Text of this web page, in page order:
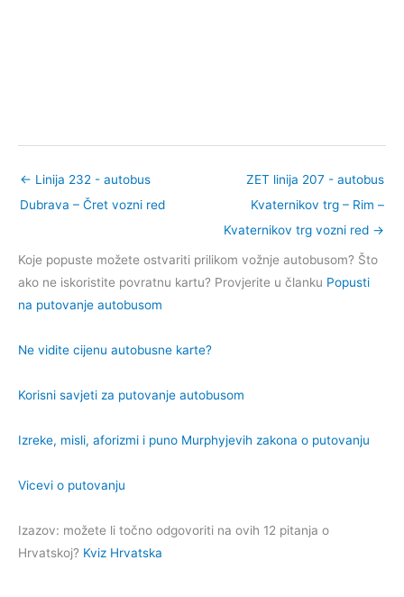
← Linija 232 - autobus
Dubrava – Čret vozni red
ZET linija 207 - autobus
Kvaternikov trg – Rim –
Kvaternikov trg vozni red →
Koje popuste možete ostvariti prilikom vožnje autobusom? Što
ako ne iskoristite povratnu kartu? Provjerite u članku Popusti
na putovanje autobusom
Ne vidite cijenu autobusne karte?
Korisni savjeti za putovanje autobusom
Izreke, misli, aforizmi i puno Murphyjevih zakona o putovanju
Vicevi o putovanju
Izazov: možete li točno odgovoriti na ovih 12 pitanja o
Hrvatskoj? Kviz Hrvatska